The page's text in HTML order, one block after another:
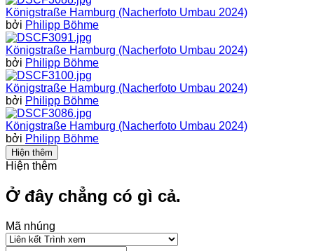
Königstraße Hamburg (Nacherfoto Umbau 2024)
bởi Philipp Böhme
Königstraße Hamburg (Nacherfoto Umbau 2024)
bởi Philipp Böhme
Königstraße Hamburg (Nacherfoto Umbau 2024)
bởi Philipp Böhme
Königstraße Hamburg (Nacherfoto Umbau 2024)
bởi Philipp Böhme
Hiện thêm
Hiện thêm
Ở đây chẳng có gì cả.
Mã nhúng